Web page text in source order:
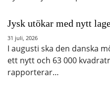
Jysk utökar med nytt
31 juli, 2026
I augusti ska den danska
ett nytt och 63 000
rapporterar…